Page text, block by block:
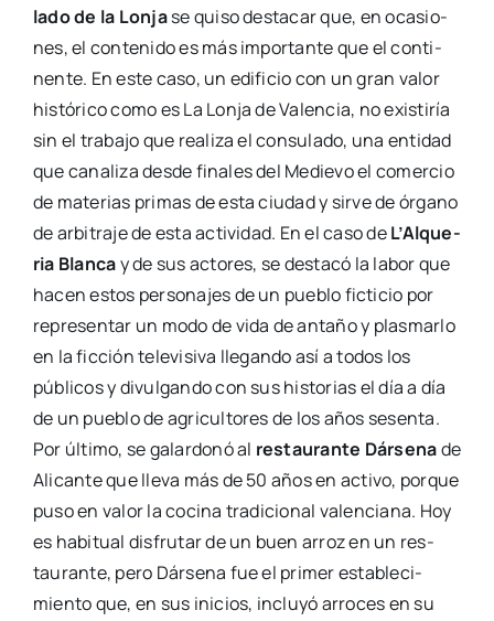
la­do de la Lon­jase qui­so des­ta­car que, en oca­sio­
nes, el con­te­ni­do es más impor­tan­te que el con­ti­
nen­te. En este caso, un edi­fi­cio con un gran valor
his­tó­ri­co como es La Lon­ja de Valen­cia, no exis­ti­ría
sin el tra­ba­jo que rea­li­za el con­su­la­do, una enti­dad
que cana­li­za des­de fina­les del Medie­vo el comer­cio
de mate­rias pri­mas de esta ciu­dad y sir­ve de órgano
de arbi­tra­je de esta acti­vi­dad. En el caso deL’Al­que­
ria Blan­cay de sus acto­res, se des­ta­có la labor que
hacen estos per­so­na­jes de un pue­blo fic­ti­cio por
repre­sen­tar un modo de vida de anta­ño y plas­mar­lo
en la fic­ción tele­vi­si­va lle­gan­do así a todos los
públi­cos y divul­gan­do con sus his­to­rias el día a día
de un pue­blo de agri­cul­to­res de los años sesen­ta.
Por últi­mo, se galar­do­nó al res­tau­ran­te Dár­se­nade
Ali­can­te que lle­va más de 50 años en acti­vo, por­que
puso en valor la coci­na tra­di­cio­nal valen­cia­na. Hoy
es habi­tual dis­fru­tar de un buen arroz en un res­
tau­ran­te, pero Dár­se­na fue el pri­mer esta­ble­ci­
mien­to que, en sus ini­cios, inclu­yó arro­ces en su